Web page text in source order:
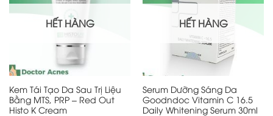
HẾT HÀNG
Kem Tái Tạo Da Sau Trị Liệu
Bằng MTS, PRP – Red Out
Histo K Cream
HẾT HÀNG
Serum Dưỡng Sáng Da
Goodndoc Vitamin C 16.5
Daily Whitening Serum 30ml